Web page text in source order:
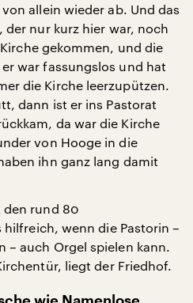
allein wieder ab. Und das
der nur kurz hier war, noch
gekommen, und die
war fassungslos und hat
die Kirche leerzupützen.
dann ist er ins Pastorat
da war die Kirche
von Hooge in die
ihn ganz lang damit
den rund 80
wenn die Pastorin –
– auch Orgel spielen kann.
liegt der Friedhof.